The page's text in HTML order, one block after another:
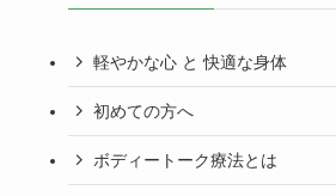
軽やかな心 と 快適な身体
初めての方へ
ボディートーク療法とは